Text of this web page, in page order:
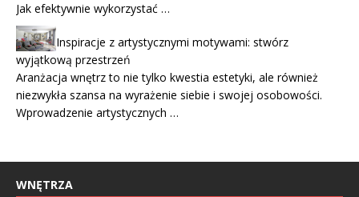
Jak efektywnie wykorzystać …
Inspiracje z artystycznymi motywami: stwórz
wyjątkową przestrzeń
Aranżacja wnętrz to nie tylko kwestia estetyki, ale również
niezwykła szansa na wyrażenie siebie i swojej osobowości.
Wprowadzenie artystycznych …
WNĘTRZA